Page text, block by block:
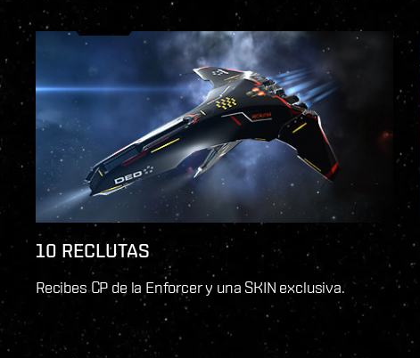
10 RECLUTAS
Recibes CP de la Enforcer y una SKIN exclusiva.